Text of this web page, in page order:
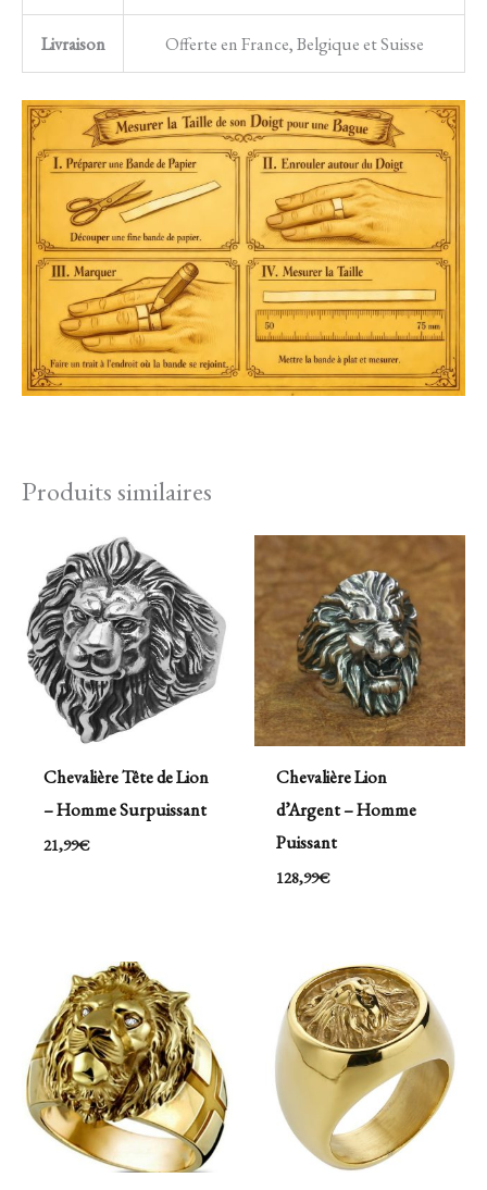
Livraison Offerte en France, Belgique et Suisse
Produits similaires
Chevalière Tête de Lion
– Homme Surpuissant
21,99€
Chevalière Lion
d’Argent – Homme
Puissant
128,99€